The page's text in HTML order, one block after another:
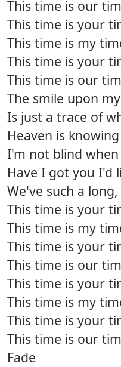
This time is our
This time is your
This time is my
This time is your
This time is our
The smile upon
Is just a trace of
Heaven is
I'm not blind when
Have I got you I'd
We've such a
This time is your
This time is my
This time is your
This time is our
This time is your
This time is my
This time is your
This time is our
Fade